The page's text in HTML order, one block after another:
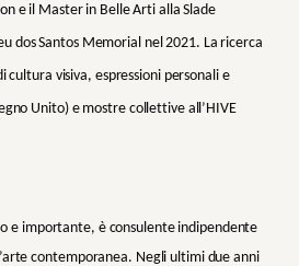
e il Master in Belle Arti alla Slade
dos Santos Memorial nel 2021. La ricerca
visiva, espressioni personali e
Unito) e mostre collettive all’HIVE
e importante, è consulente indipendente
contemporanea. Negli ultimi due anni